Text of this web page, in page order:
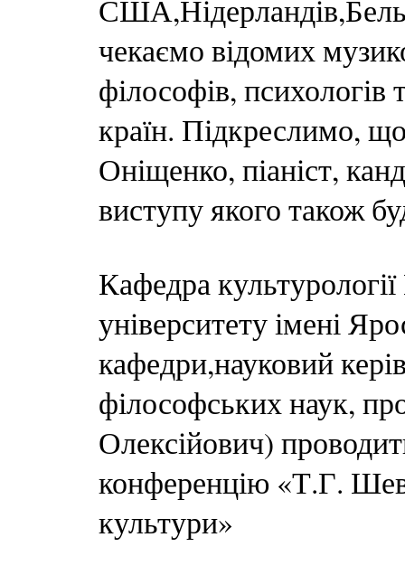
чекаємо відомих
філософів, психологів
країн. Підкреслимо,
Оніщенко, піаніст,
виступу якого також
Кафедра
університету імені
кафедри,науковий
філософських наук,
Олексійович)
конференцію «Т.Г.
культури»